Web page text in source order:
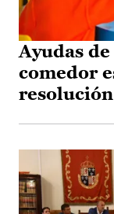
Ayudas
comedor